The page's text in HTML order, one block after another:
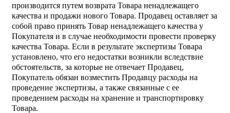
производится путем возврата Товара ненадлежащего
качества и продажи нового Товара. Продавец оставляет за
собой право принять Товар ненадлежащего качества у
Покупателя и в случае необходимости провести проверку
качества Товара. Если в результате экспертизы Товара
установлено, что его недостатки возникли вследствие
обстоятельств, за которые не отвечает Продавец,
Покупатель обязан возместить Продавцу расходы на
проведение экспертизы, а также связанные с ее
проведением расходы на хранение и транспортировку
Товара.